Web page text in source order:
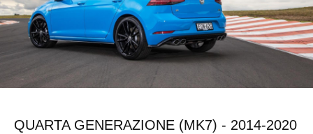
QUARTA GENERAZIONE (MK7) - 2014-2020